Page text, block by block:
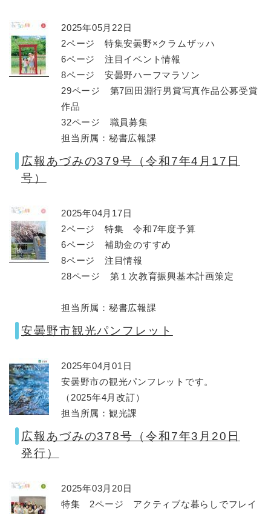
2025年05月22日
2ページ 特集安曇野×クラムザッハ
6ページ 注目イベント情報
8ページ 安曇野ハーフマラソン
29ページ 第7回田淵行男賞写真作品公募受賞
作品
32ページ 職員募集
担当所属：秘書広報課
広報あづみの379号（令和7年4月17日
号）
2025年04月17日
2ページ 特集 令和7年度予算
6ページ 補助金のすすめ
8ページ 注目情報
28ページ 第１次教育振興基本計画策定
担当所属：秘書広報課
安曇野市観光パンフレット
2025年04月01日
安曇野市の観光パンフレットです。
（2025年4月改訂）
担当所属：観光課
広報あづみの378号（令和7年3月20日
発行）
2025年03月20日
特集 2ページ アクティブな暮らしでフレイ